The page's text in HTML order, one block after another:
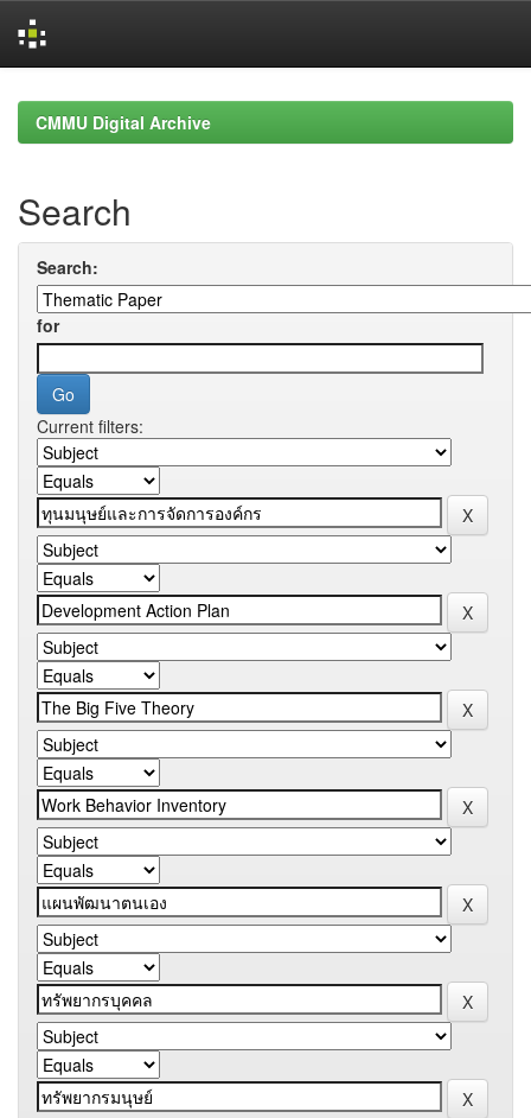
navigationCMMU Digital Archive
Search
Search:
for
Current filters: